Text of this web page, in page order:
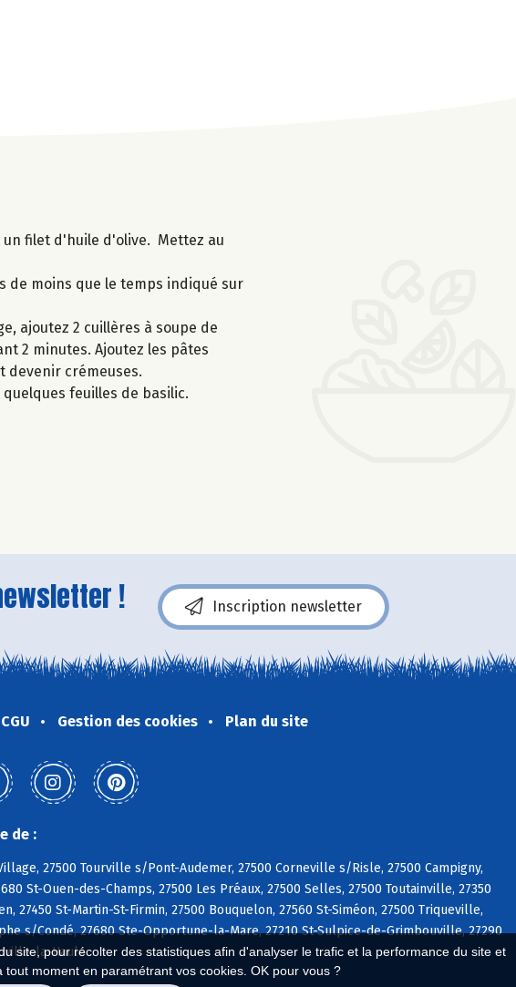
site, pour récolter des statistiques afin d'analyser le trafic et la performance du site et
moment en paramétrant vos cookies. OK pour vous ?
un filet d'huile d'olive. Mettez au
de moins que le temps indiqué sur
ajoutez 2 cuillères à soupe de
2 minutes. Ajoutez les pâtes
devenir crémeuses.
feuilles de basilic.
! Inscription newsletter
CGU Gestion des cookies Plan du site
de :
27500 Tourville s/Pont-Audemer, 27500 Corneville s/Risle, 27500 Campigny,
St-Ouen-des-Champs, 27500 Les Préaux, 27500 Selles, 27500 Toutainville, 27350
27450 St-Martin-St-Firmin, 27500 Bouquelon, 27560 St-Siméon, 27500 Triqueville,
s/Condé, 27680 Ste-Opportune-la-Mare, 27210 St-Sulpice-de-Grimbouville, 27290
la-Haule